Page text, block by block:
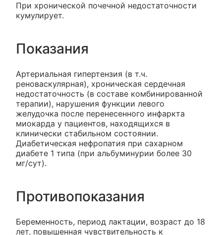
При хронической почечной недостаточности
кумулирует.
Показания
Артериальная гипертензия (в т.ч.
реноваскулярная), хроническая сердечная
недостаточность (в составе комбинированной
терапии), нарушения функции левого
желудочка после перенесенного инфаркта
миокарда у пациентов, находящихся в
клинически стабильном состоянии.
Диабетическая нефропатия при сахарном
диабете 1 типа (при альбуминурии более 30
мг/сут).
Противопоказания
Беременность, период лактации, возраст до 18
лет, повышенная чувствительность к